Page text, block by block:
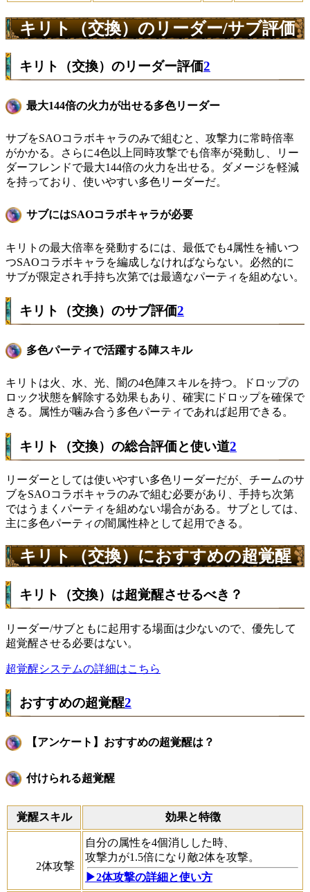
キリト（交換）のリーダー/サブ評価
キリト（交換）のリーダー評価2
最大144倍の火力が出せる多色リーダー
サブをSAOコラボキャラのみで組むと、攻撃力に常時倍率
がかかる。さらに4色以上同時攻撃でも倍率が発動し、リー
ダーフレンドで最大144倍の火力を出せる。ダメージを軽減
を持っており、使いやすい多色リーダーだ。
サブにはSAOコラボキャラが必要
キリトの最大倍率を発動するには、最低でも4属性を補いつ
つSAOコラボキャラを編成しなければならない。必然的に
サブが限定され手持ち次第では最適なパーティを組めない。
キリト（交換）のサブ評価2
多色パーティで活躍する陣スキル
キリトは火、水、光、闇の4色陣スキルを持つ。ドロップの
ロック状態を解除する効果もあり、確実にドロップを確保で
きる。属性が噛み合う多色パーティであれば起用できる。
キリト（交換）の総合評価と使い道2
リーダーとしては使いやすい多色リーダーだが、チームのサ
ブをSAOコラボキャラのみで組む必要があり、手持ち次第
ではうまくパーティを組めない場合がある。サブとしては、
主に多色パーティの闇属性枠として起用できる。
キリト（交換）におすすめの超覚醒
キリト（交換）は超覚醒させるべき？
リーダー/サブともに起用する場面は少ないので、優先して
超覚醒させる必要はない。
超覚醒システムの詳細はこちら
おすすめの超覚醒2
【アンケート】おすすめの超覚醒は？
付けられる超覚醒
覚醒スキル 効果と特徴
2体攻撃
自分の属性を4個消しした時、
攻撃力が1.5倍になり敵2体を攻撃。
▶︎2体攻撃の詳細と使い方